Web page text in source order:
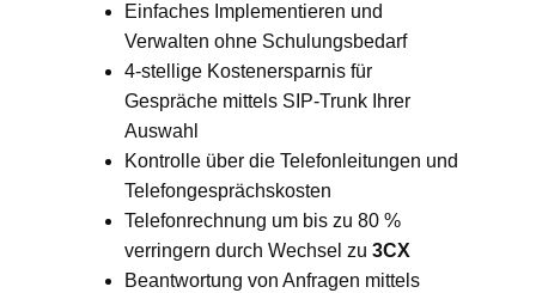
Einfaches Implementieren und
Verwalten ohne Schulungsbedarf
4-stellige Kostenersparnis für
Gespräche mittels SIP-Trunk Ihrer
Auswahl
Kontrolle über die Telefonleitungen und
Telefongesprächskosten
Telefonrechnung um bis zu 80 %
verringern durch Wechsel zu 3CX
Beantwortung von Anfragen mittels